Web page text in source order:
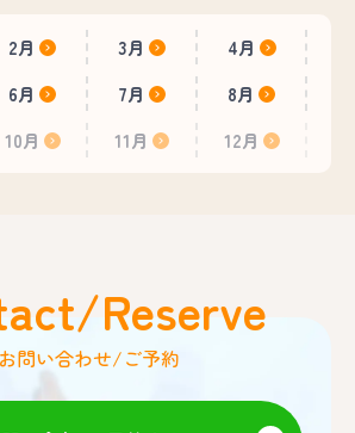
2月 3月
4月
6月 7月
8月
10月 11月 12月
Reserve
お問い合わせ/ご予約